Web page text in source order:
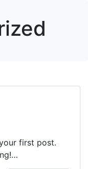
first post.